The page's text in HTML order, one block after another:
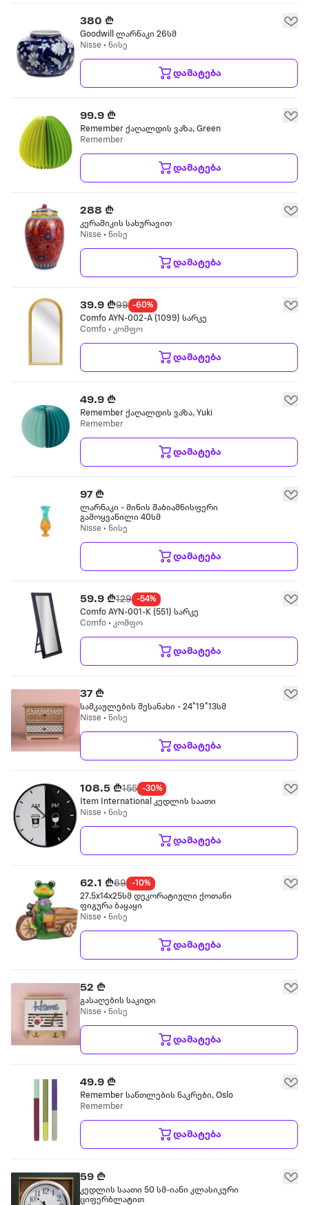
380 ₾
Goodwill ლარნაკი 26სმ
Nisse • ნისე
დამატება
99.9 ₾
Remember ქაღალდის ვაზა, Green
Remember
დამატება
288 ₾
კერამიკის სახურავით
Nisse • ნისე
დამატება
39.9 ₾99 -60%
Comfo AYN-002-A (1099) სარკე
Comfo • კომფო
დამატება
49.9 ₾
Remember ქაღალდის ვაზა, Yuki
Remember
დამატება
97 ₾
ლარნაკი - მინის შაბიამნისფერი
გამოყვანილი 40სმ
Nisse • ნისე
დამატება
59.9 ₾129 -54%
Comfo AYN-001-K (551) სარკე
Comfo • კომფო
დამატება
37 ₾
სამკაულების შესანახი - 24*19*13სმ
Nisse • ნისე
დამატება
108.5 ₾155 -30%
Item International კედლის საათი
Nisse • ნისე
დამატება
62.1 ₾69
-10%
27.5x14x25სმ დეკორატიული ქოთანი
ფიგურა ბაყაყი
Nisse • ნისე
დამატება
52 ₾
გასაღების საკიდი
Nisse • ნისე
დამატება
49.9 ₾
Remember სანთლების ნაკრები, Oslo
Remember
დამატება
59 ₾
კედლის საათი 50 სმ-იანი კლასიკური
ციფერბლატით